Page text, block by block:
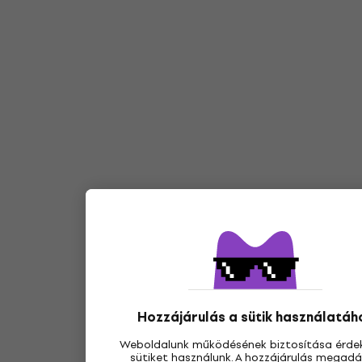
Hozzájárulás a sütik
Weboldalunk működésének biztosítása
sütiket használunk. A hozzájárulás